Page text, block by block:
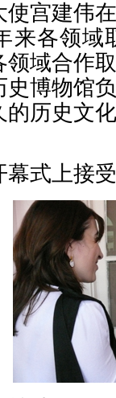
建伟在
来各领
领域合作
史博物馆
的历史文
式上接受